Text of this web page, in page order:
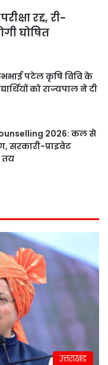
रद्द, री-
घोषित
पटेल कृषि विवि के
को राज्यपाल ने दी
2026: कल से
सरकारी-प्राइवेट
तय
उत्तराखंड